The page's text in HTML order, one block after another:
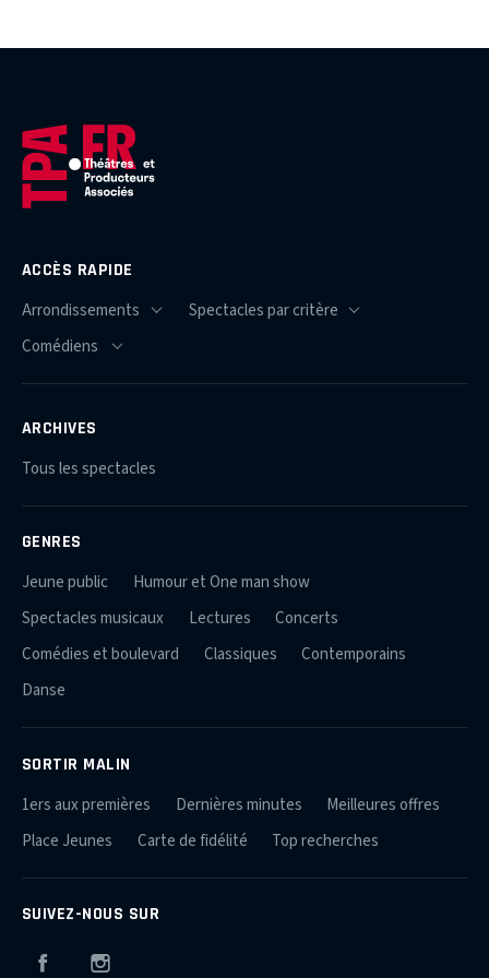
ACCÈS RAPIDE
ARCHIVES
Tous les spectacles
GENRES
Jeune public
Humour et One man show
Spectacles musicaux
Lectures
Concerts
Comédies et boulevard
Classiques
Contemporains
Danse
SORTIR MALIN
1ers aux premières Dernières minutes
Meilleures offres
Place Jeunes
Carte de fidélité Top recherches
SUIVEZ-NOUS SUR
Facebook